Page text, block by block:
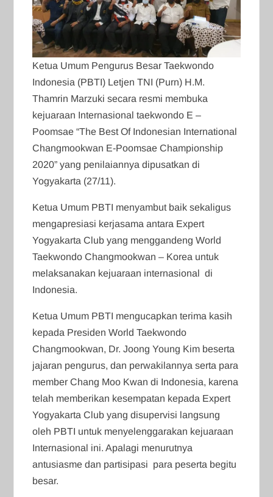
Ketua Umum Pengurus Besar Taekwondo
Indonesia (PBTI) Letjen TNI (Purn) H.M.
Thamrin Marzuki secara resmi membuka
kejuaraan Internasional taekwondo E –
Poomsae “The Best Of Indonesian International
Changmookwan E-Poomsae Championship
2020” yang penilaiannya dipusatkan di
Yogyakarta (27/11).
Ketua Umum PBTI menyambut baik sekaligus
mengapresiasi kerjasama antara Expert
Yogyakarta Club yang menggandeng World
Taekwondo Changmookwan – Korea untuk
melaksanakan kejuaraan internasional di
Indonesia.
Ketua Umum PBTI mengucapkan terima kasih
kepada Presiden World Taekwondo
Changmookwan, Dr. Joong Young Kim beserta
jajaran pengurus, dan perwakilannya serta para
member Chang Moo Kwan di Indonesia, karena
telah memberikan kesempatan kepada Expert
Yogyakarta Club yang disupervisi langsung
oleh PBTI untuk menyelenggarakan kejuaraan
Internasional ini. Apalagi menurutnya
antusiasme dan partisipasi para peserta begitu
besar.